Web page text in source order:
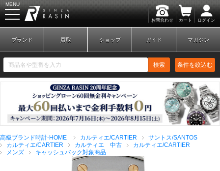
お問合わせ カート ログイン
MENU
新規会員登録 ログイン
ブランドから探す
ブランド 買取 ショップ ガイド マガジン
検索 条件を絞込む
高級ブランド時計-HOME カルティエ/CARTIER
サントス/SANTOS
カルティエ/CARTIER
カルティエ 中古
カルティエ/CARTIER
メンズ
キャッシュバック対象商品